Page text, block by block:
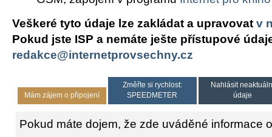
Veškeré tyto údaje lze zakládat a upravovat v
Pokud jste ISP a nemáte ješte přístupové
redakce@internetprovsechny.cz
Mám zájem o připojení
Změřte si rychlost:
SPEEDMETER
Nahlásit
údaje
Pokud máte dojem, že zde uváděné informace